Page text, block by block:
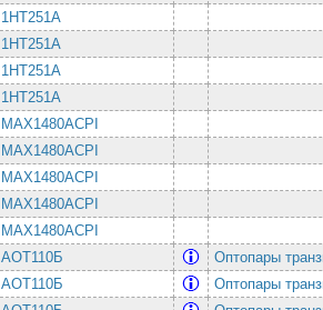
1НТ251А
1НТ251А
1НТ251А
1НТ251А
MAX1480ACPI
MAX1480ACPI
MAX1480ACPI
MAX1480ACPI
MAX1480ACPI
АОТ110Б
Оптопары
АОТ110Б
Оптопары